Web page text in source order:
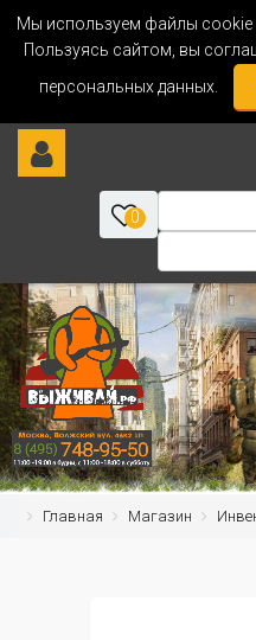
Мы используем файлы cookie
Пользуясь сайтом, вы
персональных данных.
0
Главная Магазин